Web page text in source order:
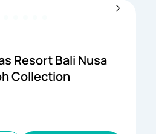
Resort Bali Nusa
Collection